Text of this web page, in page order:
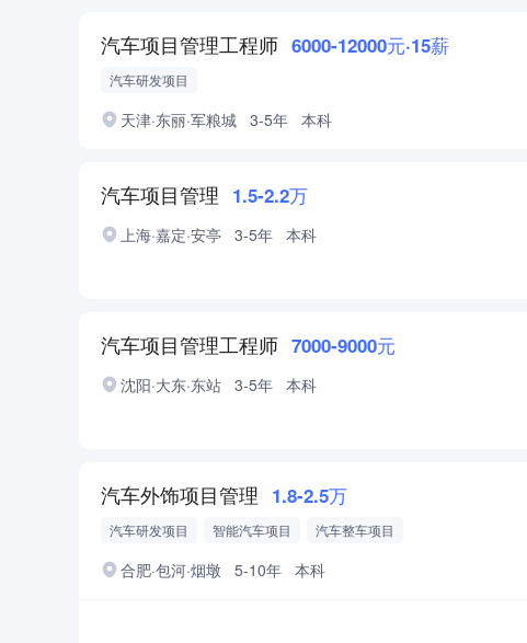
汽车项目管理工程师 6000-12000元·15薪
汽车研发项目
天津·东丽·军粮城 3-5年 本科
汽车项目管理 1.5-2.2万
上海·嘉定·安亭 3-5年 本科
汽车项目管理工程师 7000-9000元
沈阳·大东·东站 3-5年 本科
汽车外饰项目管理 1.8-2.5万
汽车研发项目 智能汽车项目 汽车整车项目
合肥·包河·烟墩 5-10年 本科